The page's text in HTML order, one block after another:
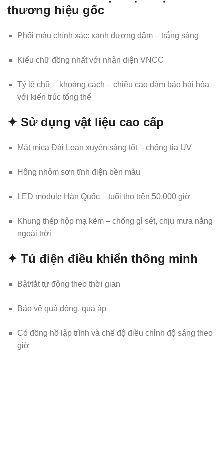
thương hiệu gốc
Phối màu chính xác: xanh dương đậm – trắng sáng
Kiểu chữ đồng nhất với nhận diện VNCC
Tỷ lệ chữ – khoảng cách – chiều cao đảm bảo hài hòa
với kiến trúc tổng thể
✦ Sử dụng vật liệu cao cấp
Mặt mica Đài Loan xuyên sáng tốt – chống tia UV
Hông nhôm sơn tĩnh điện bền màu
LED module Hàn Quốc – tuổi thọ trên 50.000 giờ
Khung thép hộp mạ kẽm – chống gỉ sét, chịu mưa nắng
ngoài trời
✦ Tủ điện điều khiển thông minh
Bật/tắt tự động theo thời gian
Bảo vệ quá dòng, quá áp
Có đồng hồ lập trình và chế độ điều chỉnh độ sáng theo
giờ